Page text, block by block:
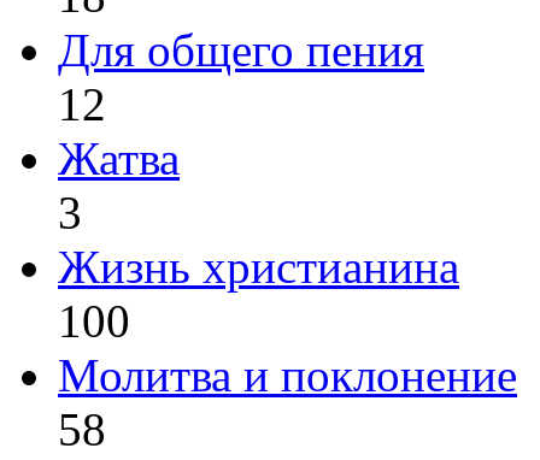
Для общего пения
12
Жатва
3
Жизнь христианина
100
Молитва и поклонение
58